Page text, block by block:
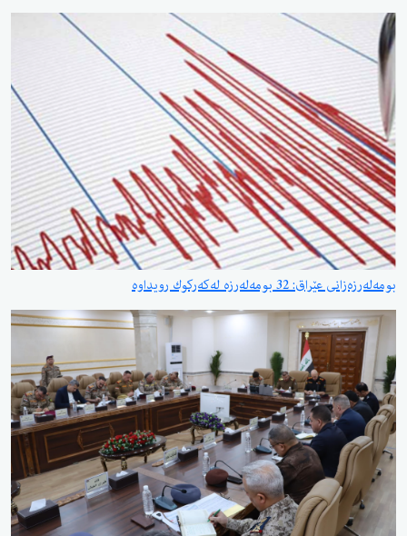
بومەلەرزەزانی عێراق: 32 بومەلەرزە لەكەركوك رویداوە